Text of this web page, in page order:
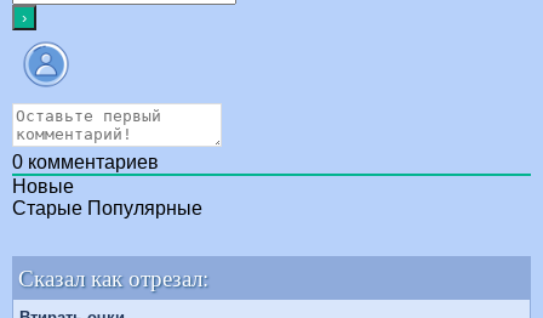
0 комментариев
Новые
Старые Популярные
Сказал как отрезал: